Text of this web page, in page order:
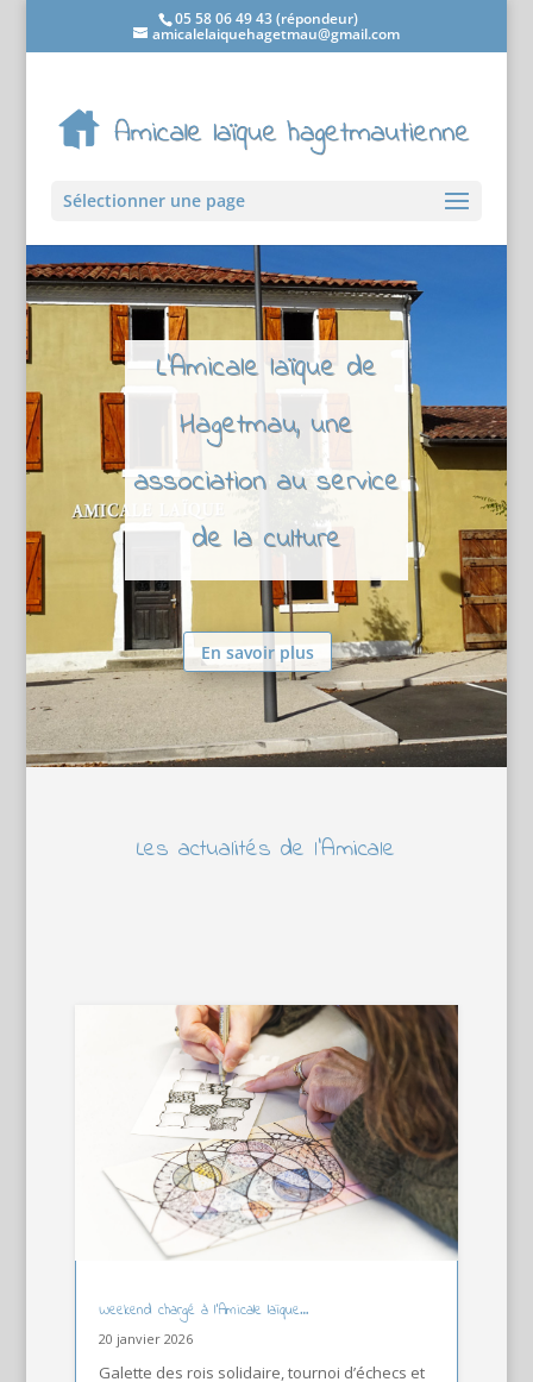
05 58 06 49 43 (répondeur)
amicalelaiquehagetmau@gmail.com
Sélectionner une page
L'Amicale laïque de
Hagetmau, une
association au service
de la culture
En savoir plus
Les actualités de l’Amicale
Weekend chargé à l’Amicale laïque…
20 janvier 2026
Galette des rois solidaire, tournoi d’échecs et